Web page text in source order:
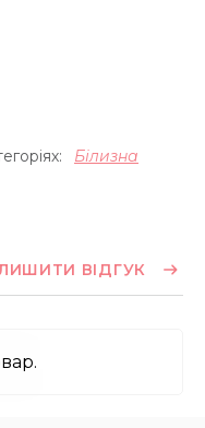
Білизна
ВІДГУК